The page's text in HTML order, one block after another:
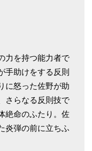
力を持つ能力者で
手助けをする反則
に怒った佐野が助
さらなる反則技で
絶命のふたり。佐
炎弾の前に立ちふ